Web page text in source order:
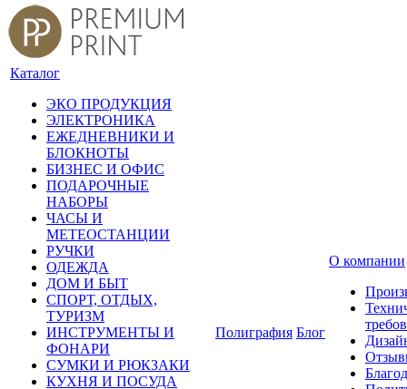
Каталог
ЭКО ПРОДУКЦИЯ
ЭЛЕКТРОНИКА
ЕЖЕДНЕВНИКИ И
БЛОКНОТЫ
БИЗНЕС И ОФИС
ПОДАРОЧНЫЕ
НАБОРЫ
ЧАСЫ И
МЕТЕОСТАНЦИИ
РУЧКИ
ОДЕЖДА
ДОМ И БЫТ
СПОРТ, ОТДЫХ,
ТУРИЗМ
ИНСТРУМЕНТЫ И
ФОНАРИ
СУМКИ И РЮКЗАКИ
КУХНЯ И ПОСУДА
Полиграфия Блог
О компании